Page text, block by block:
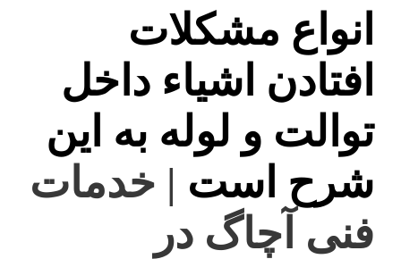
انواع مشکلات
افتادن اشیاء داخل
توالت و لوله به این
شرح است | خدمات
فنی آچاگ در